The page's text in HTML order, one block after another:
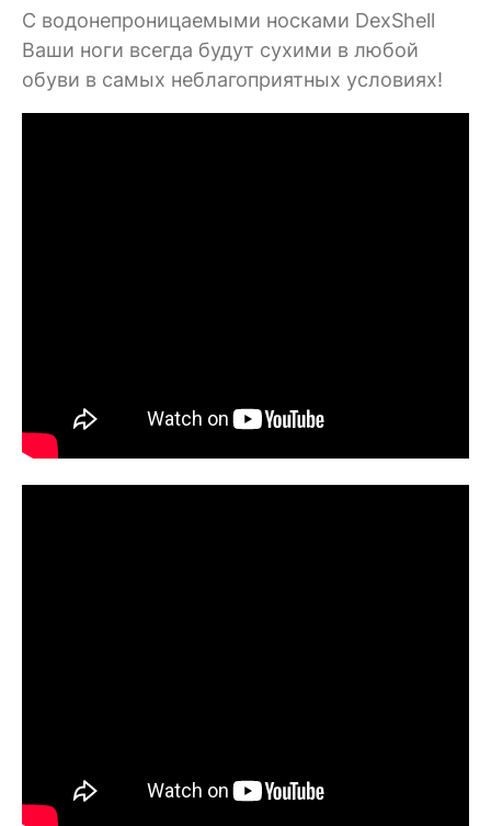
C водонепроницаемыми носками DexShell
Ваши ноги всегда будут сухими в любой
обуви в самых неблагоприятных условиях!